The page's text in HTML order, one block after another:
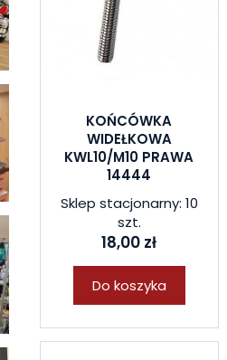
KOŃCÓWKA
WIDEŁKOWA
KWL10/M10 PRAWA
14444
Sklep stacjonarny: 10
szt.
18,00 zł
Do koszyka